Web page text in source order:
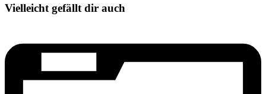
Vielleicht gefällt dir auch